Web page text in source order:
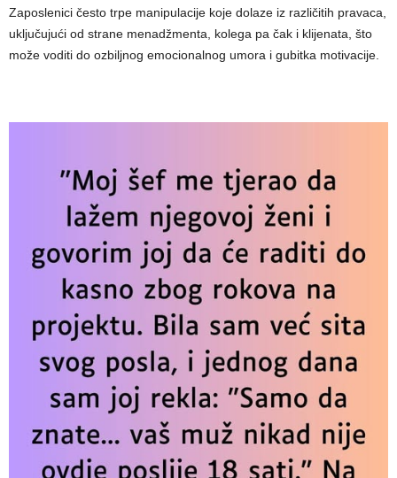
Zaposlenici često trpe manipulacije koje dolaze iz različitih pravaca,
uključujući od strane menadžmenta, kolega pa čak i klijenata, što
može voditi do ozbiljnog emocionalnog umora i gubitka motivacije.